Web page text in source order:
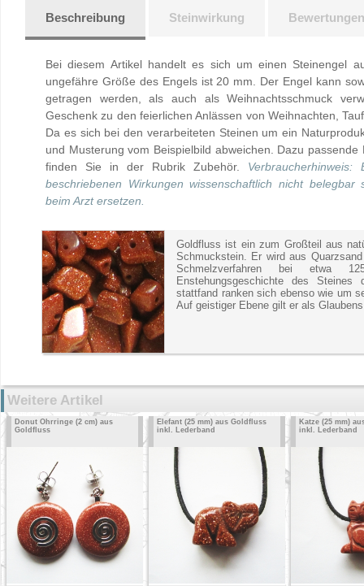
Beschreibung Steinwirkung Bewertungen
Bei diesem Artikel handelt es sich um einen Steinengel
ungefähre Größe des Engels ist 20 mm. Der Engel kann
getragen werden, als auch als Weihnachtsschmuck
Geschenk zu den feierlichen Anlässen von Weihnachten,
Da es sich bei den verarbeiteten Steinen um ein
und Musterung vom Beispielbild abweichen. Dazu
finden Sie in der Rubrik Zubehör.
beschriebenen Wirkungen wissenschaftlich nicht
beim Arzt ersetzen.
Goldfluss ist ein zum Großteil aus
Schmuckstein. Er wird aus
Schmelzverfahren bei etwa
Enstehungsgeschichte des
stattfand ranken sich ebenso wie um
Auf geistiger Ebene gilt er als
Weitere Artikel
Donut Ohrringe (2 cm) aus
Goldfluss
Elefant (25 mm) aus Goldfluss
inkl. Lederband
Katze (25 mm)
inkl. Lederband